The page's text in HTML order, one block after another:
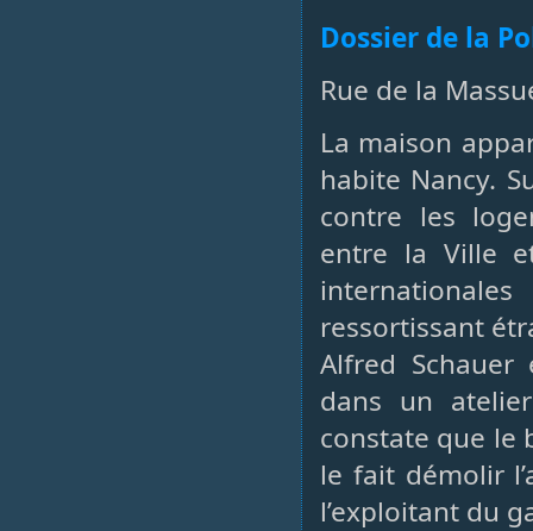
Dossier de la
Rue de la
La maison
habite Nancy.
contre les
entre la Ville
ressortissant
Alfred
dans un
constate que le
le fait démolir
l’exploitant du